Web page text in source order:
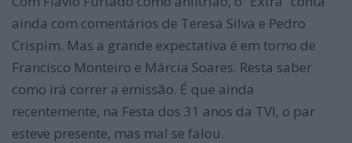
ainda com comentários de Teresa Silva e Pedro
Crispim. Mas a grande expectativa é em torno de
Francisco Monteiro e Márcia Soares. Resta saber
como irá correr a emissão. É que ainda
recentemente, na Festa dos 31 anos da TVI, o par
esteve presente, mas mal se falou.